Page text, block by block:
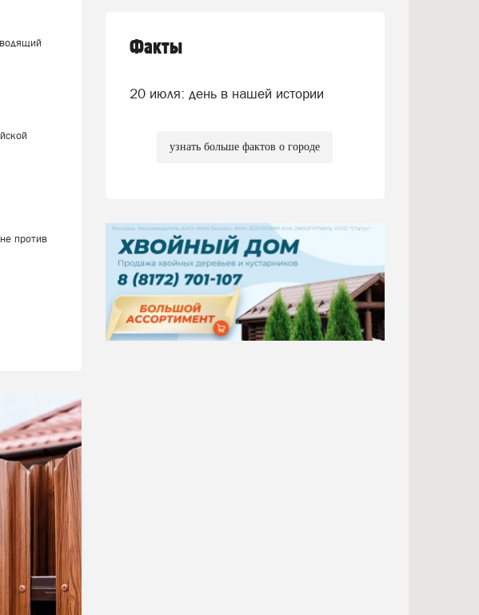
против
Факты
20 июля: день в нашей истории
узнать больше фактов о городе